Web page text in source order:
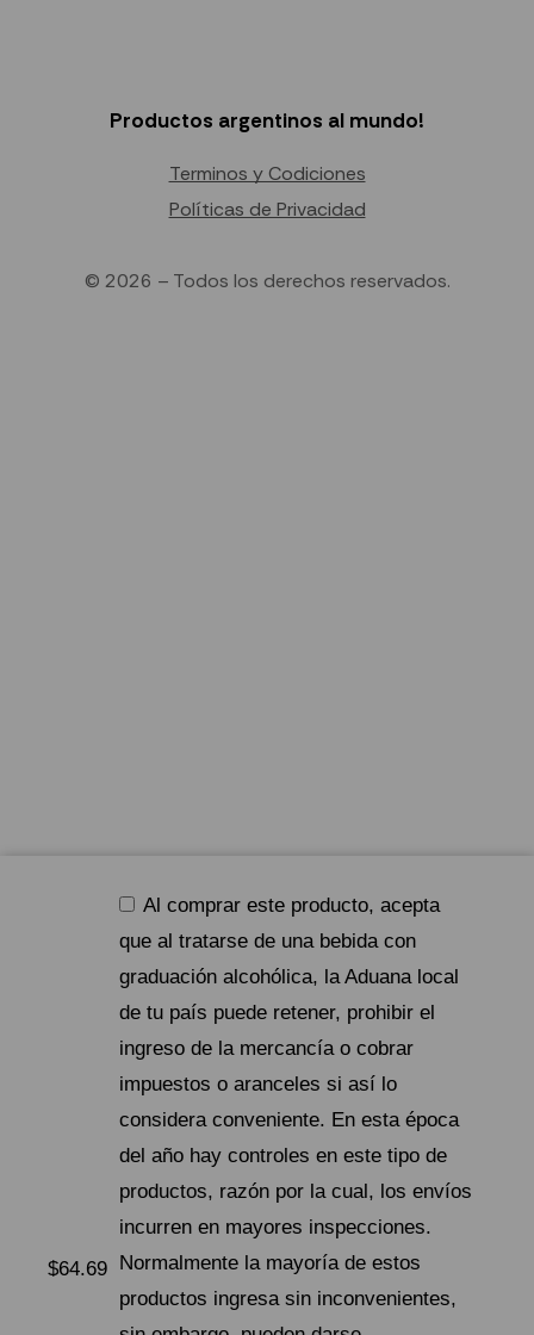
$64.69
Al comprar este producto, acepta
que al tratarse de una bebida con
graduación alcohólica, la Aduana local
de tu país puede retener, prohibir el
ingreso de la mercancía o cobrar
impuestos o aranceles si así lo
considera conveniente. En esta época
del año hay controles en este tipo de
productos, razón por la cual, los envíos
incurren en mayores inspecciones.
Normalmente la mayoría de estos
productos ingresa sin inconvenientes,
Productos argentinos al mundo!
Terminos y Codiciones
Políticas de Privacidad
© 2026 – Todos los derechos reservados.